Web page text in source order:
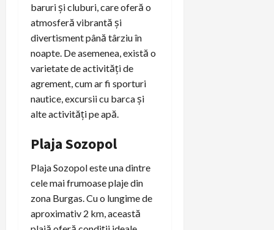
baruri și cluburi, care oferă o
atmosferă vibrantă și
divertisment până târziu în
noapte. De asemenea, există o
varietate de activități de
agrement, cum ar fi sporturi
nautice, excursii cu barca și
alte activități pe apă.
Plaja Sozopol
Plaja Sozopol este una dintre
cele mai frumoase plaje din
zona Burgas. Cu o lungime de
aproximativ 2 km, această